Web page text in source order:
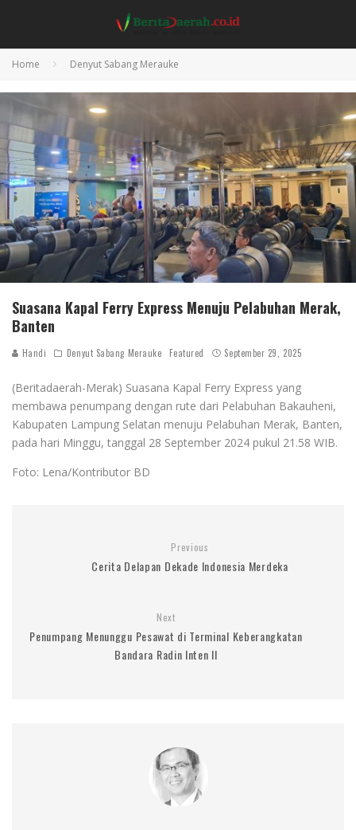
Home Denyut Sabang Merauke
Suasana Kapal Ferry Express Menuju Pelabuhan Merak,
Banten
Handi Denyut Sabang Merauke Featured September 29, 2025
(Beritadaerah-Merak) Suasana Kapal Ferry Express yang
membawa penumpang dengan rute dari Pelabuhan Bakauheni,
Kabupaten Lampung Selatan menuju Pelabuhan Merak, Banten,
pada hari Minggu, tanggal 28 September 2024 pukul 21.58 WIB.
Foto: Lena/Kontributor BD
Previous
Cerita Delapan Dekade Indonesia Merdeka
Next
Penumpang Menunggu Pesawat di Terminal Keberangkatan
Bandara Radin Inten II